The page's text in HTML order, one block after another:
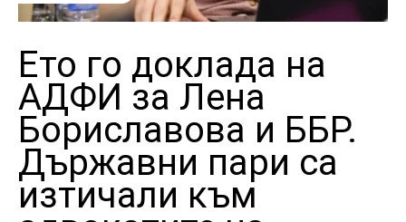
Ето го доклада на
АДФИ за Лена
Бориславова и ББР.
Държавни пари са
изтичали към